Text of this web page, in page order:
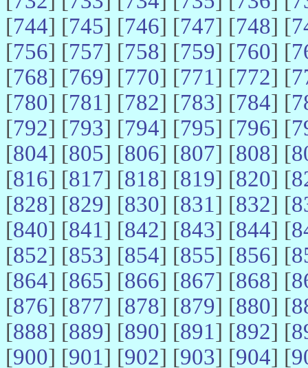
[744] [745] [746] [747] [748] [
[756] [757] [758] [759] [760] [
[768] [769] [770] [771] [772] [
[780] [781] [782] [783] [784] [
[792] [793] [794] [795] [796] [
[804] [805] [806] [807] [808] [
[816] [817] [818] [819] [820] [
[828] [829] [830] [831] [832] [
[840] [841] [842] [843] [844] [
[852] [853] [854] [855] [856] [
[864] [865] [866] [867] [868] [
[876] [877] [878] [879] [880] [
[888] [889] [890] [891] [892] [
[900] [901] [902] [903] [904] [